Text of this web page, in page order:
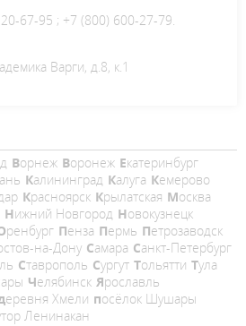
67-95 ; +7 (800) 600-27-79.
Варги, д.8, к.1
Ворнеж Воронеж
Екатеринбург
Калининград Калуга
Кемерово
Красноярск Крылатская
Москва
Нижний Новгород
Новокузнецк
Оренбург Пенза Пермь
Петрозаводск
на-Дону Самара
Санкт-Петербург
Ставрополь Сургут Тольятти
Тула
Челябинск
Ярославль
деревня Хмели
посёлок Шушары
Ленинакан